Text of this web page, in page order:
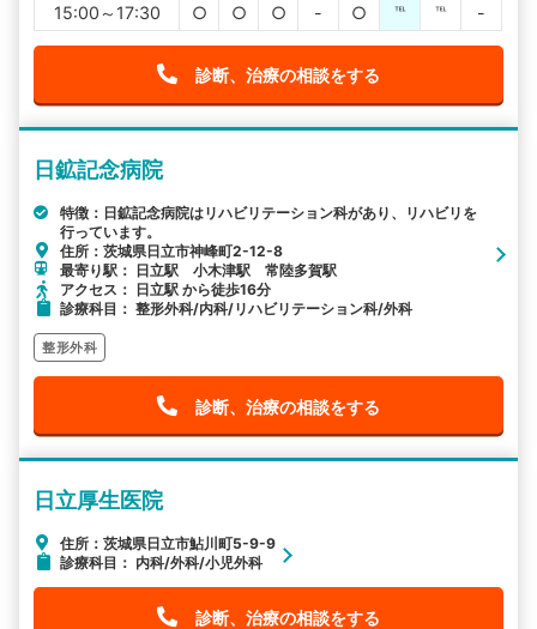
15:00～17:30
○ ○ ○ - ○ ℡ ℡ -
診断、治療の相談をする
日鉱記念病院
特徴：日鉱記念病院はリハビリテーション科があり、リハビリを
行っています。
住所：茨城県日立市神峰町2-12-8
最寄り駅： 日立駅 小木津駅 常陸多賀駅
アクセス： 日立駅 から徒歩16分
診療科目： 整形外科/内科/リハビリテーション科/外科
整形外科
診断、治療の相談をする
日立厚生医院
住所：茨城県日立市鮎川町5-9-9
診療科目： 内科/外科/小児外科
診断、治療の相談をする